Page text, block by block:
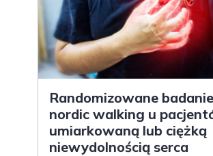
Randomizowane badanie
nordic walking u
umiarkowaną lub ciężką
niewydolnością serca